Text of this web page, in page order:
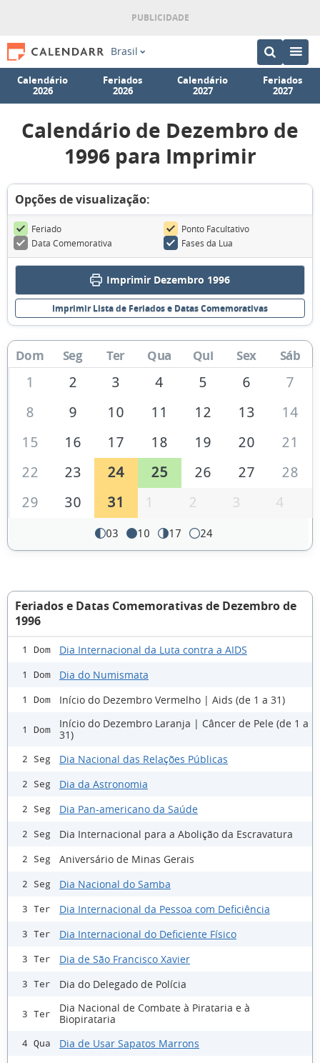
Brasil
Calendário
2026
Feriados
2026
Calendário
2027
Feriados
2027
Calendário de Dezembro de
1996 para Imprimir
Opções de visualização:
Feriado
Ponto Facultativo
Data Comemorativa
Fases da Lua
Imprimir Dezembro 1996
Imprimir Lista de Feriados e Datas Comemorativas
Dom Seg Ter Qua Qui Sex Sáb
1 2 3 4 5 6
7
8
9 10 11 12 13
14
15
16 17 18 19 20
21
22
23 24 25 26 27
28
29
30 31 1 2 3 4
03 10 17 24
Feriados e Datas Comemorativas de Dezembro de
1996
1 Dom Dia Internacional da Luta contra a AIDS
1 Dom Dia do Numismata
1 Dom Início do Dezembro Vermelho | Aids (de 1 a 31)
1 Dom
Início do Dezembro Laranja | Câncer de Pele (de 1 a
31)
2 Seg Dia Nacional das Relações Públicas
2 Seg Dia da Astronomia
2 Seg Dia Pan-americano da Saúde
2 Seg Dia Internacional para a Abolição da Escravatura
2 Seg Aniversário de Minas Gerais
2 Seg Dia Nacional do Samba
3 Ter Dia Internacional da Pessoa com Deficiência
3 Ter Dia Internacional do Deficiente Físico
3 Ter Dia de São Francisco Xavier
3 Ter Dia do Delegado de Polícia
3 Ter
Dia Nacional de Combate à Pirataria e à
Biopirataria
4 Qua Dia de Usar Sapatos Marrons